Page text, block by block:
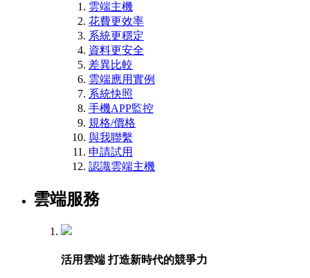
雲端主機
花費更效率
系統更穩定
資料更安全
差異比較
雲端應用實例
系統快照
手機APP監控
規格/價格
與我聯繫
申請試用
認識雲端主機
雲端服務
活用雲端 打造新時代的競爭力